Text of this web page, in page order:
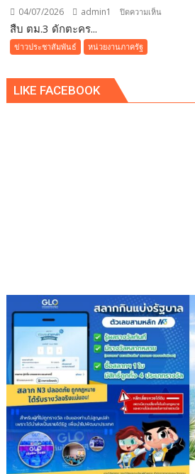
04/07/2026 admin1 ปิดความเห็น
พ่อ
ใช้
ไทย
เป็น
ฐาน
สั่ง
การ
เอี่ยว
เว็บ
พนัน
เงิน
หมุนเวียน
สืบ ตม.3 ดักตะคร...
ข่าวประชาสัมพันธ์ หน่วยงานภาครัฐ
LIKE FACEBOOK